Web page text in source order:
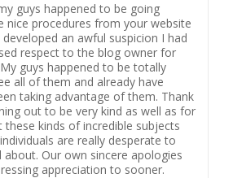
guys happened to be going
nice procedures from your website
developed an awful suspicion I had
respect to the blog owner for
guys happened to be totally
all of them and already have
taking advantage of them. Thank
out to be very kind as well as for
these kinds of incredible subjects
are really desperate to
about. Our own sincere apologies
appreciation to sooner.